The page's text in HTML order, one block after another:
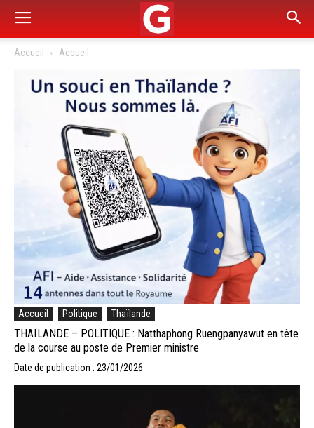
Accueil Accueil
Accueil Politique Thaïlande
THAÏLANDE – POLITIQUE : Natthaphong Ruengpanyawut en tête
de la course au poste de Premier ministre
Date de publication : 23/01/2026